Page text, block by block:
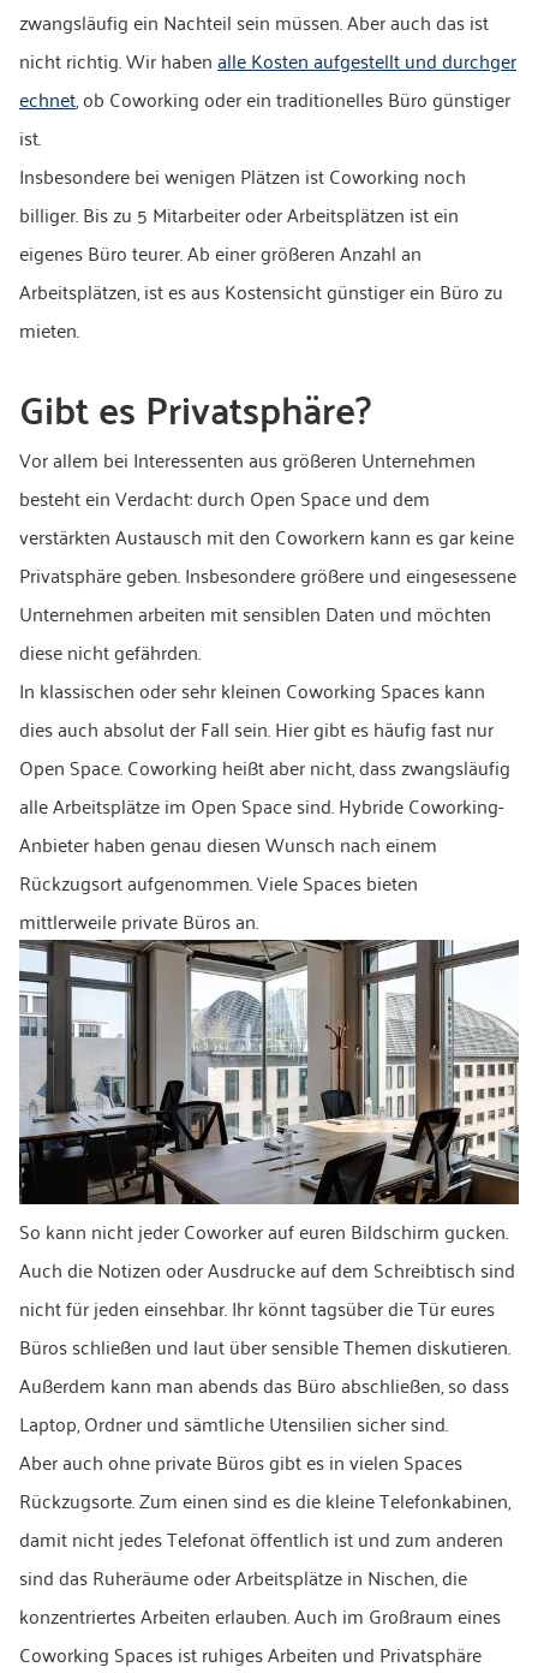
zwangsläufig ein Nachteil sein müssen. Aber auch das ist
nicht richtig. Wir habenalle Kosten aufgestellt und durchger
echnet, ob Coworking oder ein traditionelles Büro günstiger
ist.
Insbesondere bei wenigen Plätzen ist Coworking noch
billiger. Bis zu 5 Mitarbeiter oder Arbeitsplätzen ist ein
eigenes Büro teurer. Ab einer größeren Anzahl an
Arbeitsplätzen, ist es aus Kostensicht günstiger ein Büro zu
mieten.
Gibt es Privatsphäre?
Vor allem bei Interessenten aus größeren Unternehmen
besteht ein Verdacht: durch Open Space und dem
verstärkten Austausch mit den Coworkern kann es gar keine
Privatsphäre geben. Insbesondere größere und eingesessene
Unternehmen arbeiten mit sensiblen Daten und möchten
diese nicht gefährden.
In klassischen oder sehr kleinen Coworking Spaces kann
dies auch absolut der Fall sein. Hier gibt es häufig fast nur
Open Space. Coworking heißt aber nicht, dass zwangsläufig
alle Arbeitsplätze im Open Space sind. Hybride Coworking-
Anbieter haben genau diesen Wunsch nach einem
Rückzugsort aufgenommen. Viele Spaces bieten
mittlerweile private Büros an.
So kann nicht jeder Coworker auf euren Bildschirm gucken.
Auch die Notizen oder Ausdrucke auf dem Schreibtisch sind
nicht für jeden einsehbar. Ihr könnt tagsüber die Tür eures
Büros schließen und laut über sensible Themen diskutieren.
Außerdem kann man abends das Büro abschließen, so dass
Laptop, Ordner und sämtliche Utensilien sicher sind.
Aber auch ohne private Büros gibt es in vielen Spaces
Rückzugsorte. Zum einen sind es die kleine Telefonkabinen,
damit nicht jedes Telefonat öffentlich ist und zum anderen
sind das Ruheräume oder Arbeitsplätze in Nischen, die
konzentriertes Arbeiten erlauben. Auch im Großraum eines
Coworking Spaces ist ruhiges Arbeiten und Privatsphäre